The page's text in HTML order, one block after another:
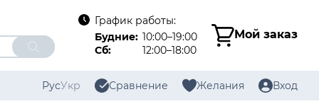
График работы:
Будние: 10:00–19:00
Сб:
12:00–18:00
Мой заказ
РусУкр Сравнение Желания Вход